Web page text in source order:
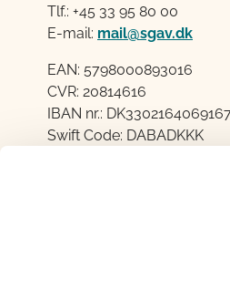
Tlf.: +45 33 95 80 00
E-mail: mail@sgav.dk
EAN: 5798000893016
CVR: 20814616
IBAN nr.:
Swift Code: DABADKKK
Mandag – Torsdag fra